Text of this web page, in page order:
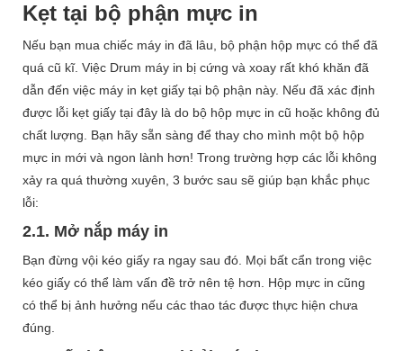
Kẹt tại bộ phận mực in
Nếu bạn mua chiếc máy in đã lâu, bộ phận hộp mực có thể đã
quá cũ kĩ. Việc Drum máy in bị cứng và xoay rất khó khăn đã
dẫn đến việc máy in kẹt giấy tại bộ phận này. Nếu đã xác định
được lỗi kẹt giấy tại đây là do bộ hộp mực in cũ hoặc không đủ
chất lượng. Bạn hãy sẵn sàng để thay cho mình một bộ hộp
mực in mới và ngon lành hơn! Trong trường hợp các lỗi không
xảy ra quá thường xuyên, 3 bước sau sẽ giúp bạn khắc phục
lỗi:
2.1. Mở nắp máy in
Bạn đừng vội kéo giấy ra ngay sau đó. Mọi bất cẩn trong việc
kéo giấy có thể làm vấn đề trở nên tệ hơn. Hộp mực in cũng
có thể bị ảnh hưởng nếu các thao tác được thực hiện chưa
đúng.